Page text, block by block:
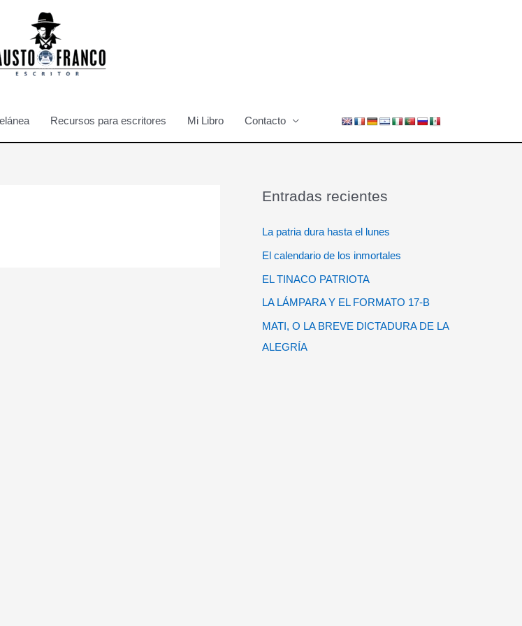
Recursos para escritores Mi Libro Contacto
Entradas recientes
La patria dura hasta el lunes
El calendario de los inmortales
EL TINACO PATRIOTA
LA LÁMPARA Y EL FORMATO 17-B
MATI, O LA BREVE DICTADURA DE LA
ALEGRÍA